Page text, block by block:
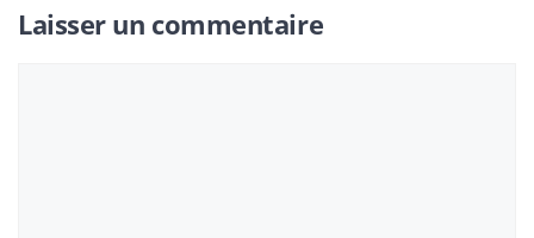
Laisser un commentaire